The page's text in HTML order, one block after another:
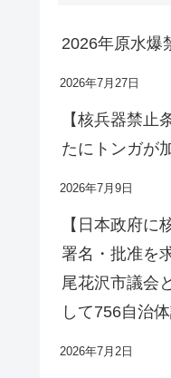
2026年原水爆
2026年7月27日
【核兵器禁止
たにトンガが
2026年7月9日
【日本政府に
署名・批准を
尾花沢市議会
して756自治
2026年7月2日